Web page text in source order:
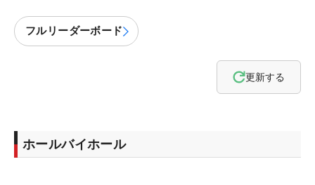
フルリーダーボード
更新する
ホールバイホール